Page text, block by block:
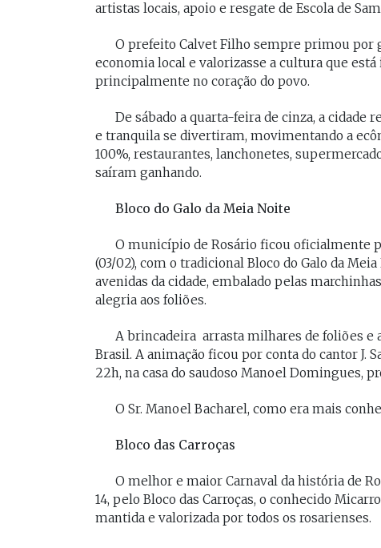
artistas locais, apoio e resgate de Escola de
O prefeito Calvet Filho sempre primou por
economia local e valorizasse a cultura que
principalmente no coração do povo.
De sábado a quarta-feira de cinza, a
e tranquila se divertiram, movimentando a
100%, restaurantes, lanchonetes,
saíram ganhando.
Bloco do Galo da Meia Noite
O município de Rosário ficou oficialmente
(03/02), com o tradicional Bloco do Galo da
avenidas da cidade, embalado pelas
alegria aos foliões.
A brincadeira arrasta milhares de foliões e
Brasil. A animação ficou por conta do cantor J.
22h, na casa do saudoso Manoel Domingues,
O Sr. Manoel Bacharel, como era mais
Bloco das Carroças
O melhor e maior Carnaval da história de
14, pelo Bloco das Carroças, o conhecido
mantida e valorizada por todos os rosarienses.